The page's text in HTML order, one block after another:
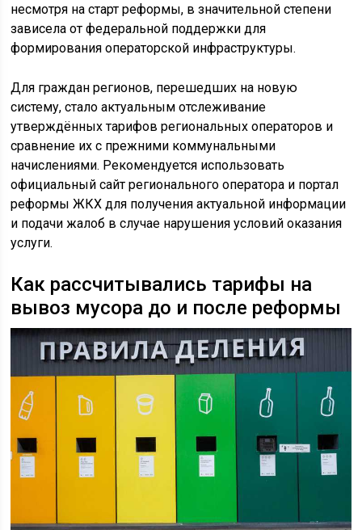
несмотря на старт реформы, в значительной степени
зависела от федеральной поддержки для
формирования операторской инфраструктуры.
Для граждан регионов, перешедших на новую
систему, стало актуальным отслеживание
утверждённых тарифов региональных операторов и
сравнение их с прежними коммунальными
начислениями. Рекомендуется использовать
официальный сайт регионального оператора и портал
реформы ЖКХ для получения актуальной информации
и подачи жалоб в случае нарушения условий оказания
услуги.
Как рассчитывались тарифы на
вывоз мусора до и после реформы